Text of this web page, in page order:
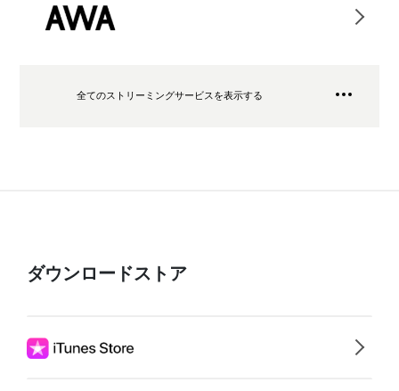
全てのストリーミングサービスを表示する
ダウンロードストア